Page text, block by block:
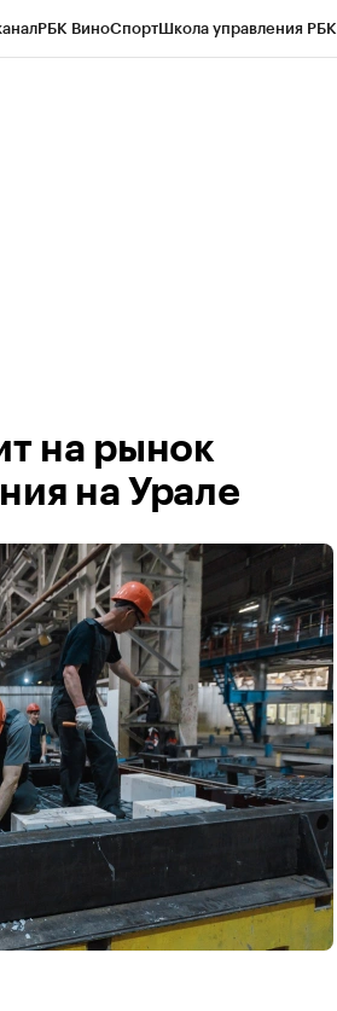
РБК ВиноСпортШкола управления РБК
на рынок
на Урале